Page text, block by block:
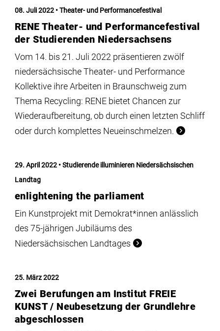
Institute
Forschung
Infrastruktur
Aktuelles
meinstudium
08. Juli 2022 Theater- und Performancefestival
RENE Theater- und Performancefestival
der Studierenden Niedersachsens
Vom 14. bis 21. Juli 2022 präsentieren zwölf
niedersächsische Theater- und Performance
Kollektive ihre Arbeiten in Braunschweig zum
Thema Recycling: RENE bietet Chancen zur
Wiederaufbereitung, ob durch einen letzten Schliff
oder durch komplettes Neueinschmelzen.
29. April 2022
Studierende illuminieren Niedersächsischen
Landtag
enlightening the parliament
Ein Kunstprojekt mit Demokrat*innen anlässlich
des 75-jährigen Jubiläums des
Niedersächsischen Landtages
25. März 2022
Zwei Berufungen am Institut FREIE
KUNST / Neubesetzung der Grundlehre
abgeschlossen